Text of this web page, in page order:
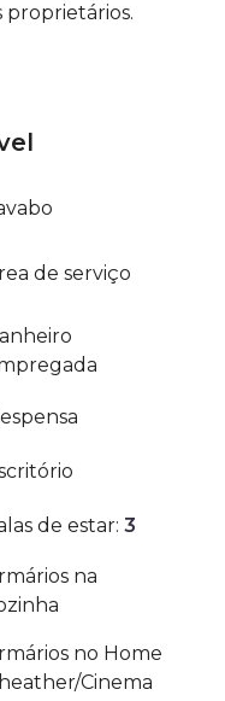
de serviço
de estar: 3
na
no Home
Cinema